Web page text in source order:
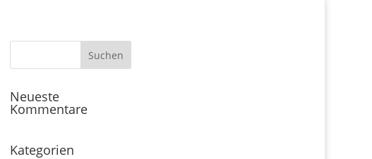
Neueste
Kommentare
Kategorien